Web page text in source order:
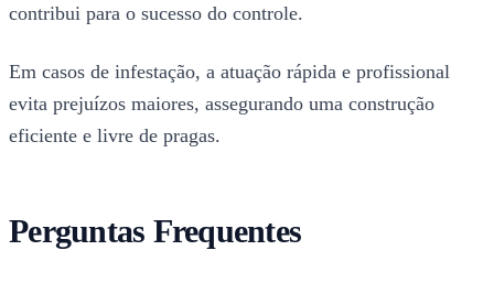
contribui para o sucesso do controle.
Em casos de infestação, a atuação rápida e profissional
evita prejuízos maiores, assegurando uma construção
eficiente e livre de pragas.
Perguntas Frequentes